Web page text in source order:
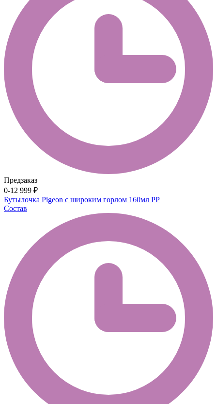
Предзаказ
0-12 999 ₽
Бутылочка Pigeon с широким горлом 160мл PP
Состав